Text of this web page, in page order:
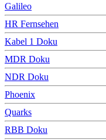
Galileo
HR Fernsehen
Kabel 1 Doku
MDR Doku
NDR Doku
Phoenix
Quarks
RBB Doku